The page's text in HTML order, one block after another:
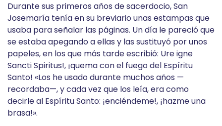
Durante sus primeros años de sacerdocio, San
Josemaría tenía en su breviario unas estampas que
usaba para señalar las páginas. Un día le pareció que
se estaba apegando a ellas y las sustituyó por unos
papeles, en los que más tarde escribió: Ure igne
Sancti Spiritus!, ¡quema con el fuego del Espíritu
Santo! «Los he usado durante muchos años —
recordaba—, y cada vez que los leía, era como
decirle al Espíritu Santo: ¡enciéndeme!, ¡hazme una
brasa!».